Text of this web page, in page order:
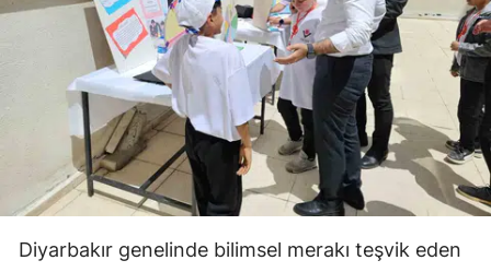
Diyarbakır genelinde bilimsel merakı teşvik eden